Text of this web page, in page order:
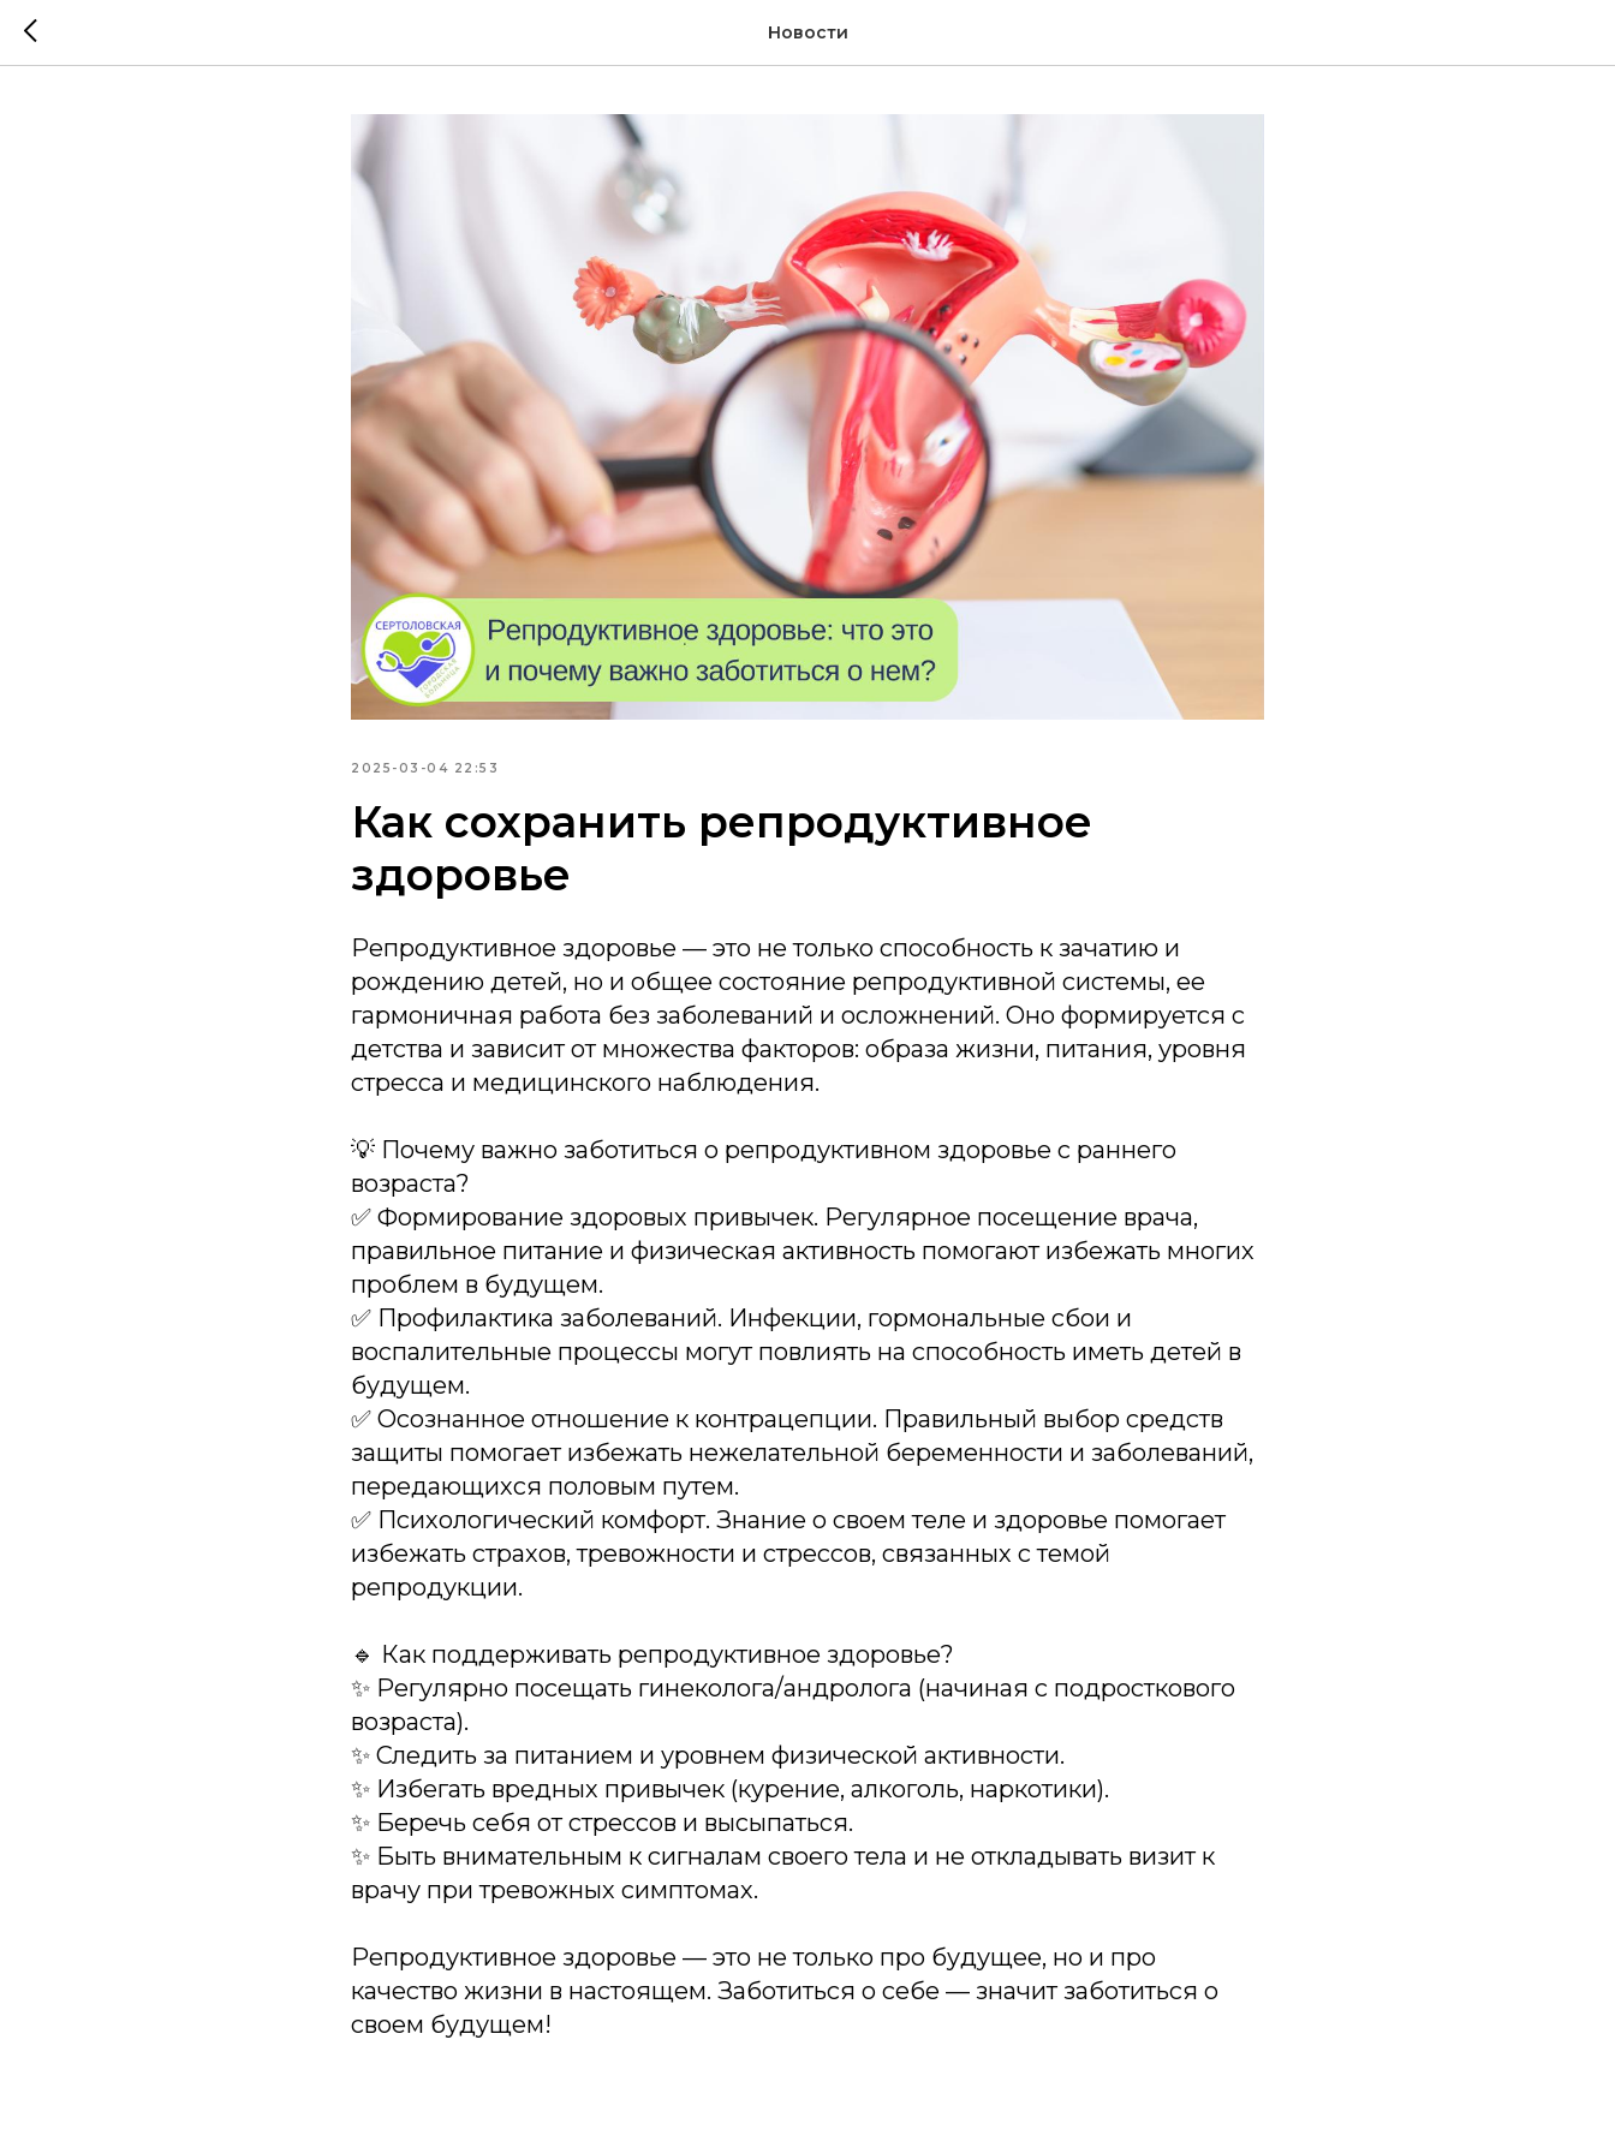
Новости
2025-03-04 22:53
Как сохранить репродуктивное
здоровье
Репродуктивное здоровье — это не только способность к зачатию и
рождению детей, но и общее состояние репродуктивной системы, ее
гармоничная работа без заболеваний и осложнений. Оно формируется с
детства и зависит от множества факторов: образа жизни, питания, уровня
стресса и медицинского наблюдения.
💡 Почему важно заботиться о репродуктивном здоровье с раннего
возраста?
✅ Формирование здоровых привычек. Регулярное посещение врача,
правильное питание и физическая активность помогают избежать многих
проблем в будущем.
✅ Профилактика заболеваний. Инфекции, гормональные сбои и
воспалительные процессы могут повлиять на способность иметь детей в
будущем.
✅ Осознанное отношение к контрацепции. Правильный выбор средств
защиты помогает избежать нежелательной беременности и заболеваний,
передающихся половым путем.
✅ Психологический комфорт. Знание о своем теле и здоровье помогает
избежать страхов, тревожности и стрессов, связанных с темой
репродукции.
🔹 Как поддерживать репродуктивное здоровье?
✨ Регулярно посещать гинеколога/андролога (начиная с подросткового
возраста).
✨ Следить за питанием и уровнем физической активности.
✨ Избегать вредных привычек (курение, алкоголь, наркотики).
✨ Беречь себя от стрессов и высыпаться.
✨ Быть внимательным к сигналам своего тела и не откладывать визит к
врачу при тревожных симптомах.
Репродуктивное здоровье — это не только про будущее, но и про
качество жизни в настоящем. Заботиться о себе — значит заботиться о
своем будущем!